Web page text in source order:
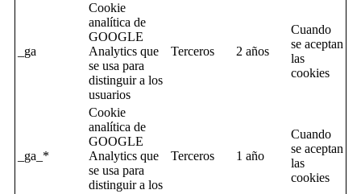
_ga
Cookie
analítica de
GOOGLE
Analytics que
se usa para
distinguir a los
usuarios
Terceros 2 años
Cuando
se aceptan
las
cookies
_ga_*
Cookie
analítica de
GOOGLE
Analytics que
se usa para
distinguir a los
Terceros 1 año
Cuando
se aceptan
las
cookies